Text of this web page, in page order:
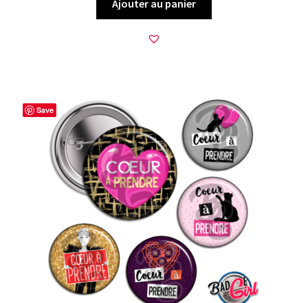
Ajouter au panier
Save